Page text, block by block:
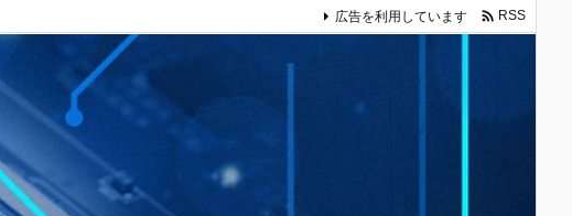
広告を利用しています  RSS